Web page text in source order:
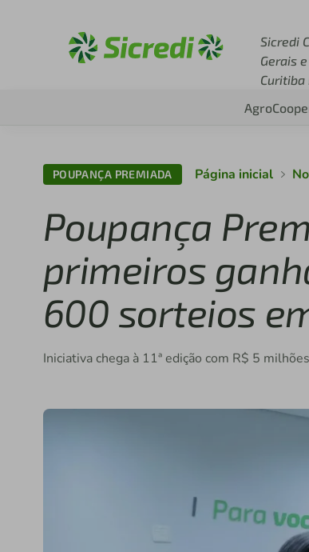
Sicredi
Gerais
Curitiba
Agro
POUPANÇA PREMIADA Página inicial
Poupança
primeiros
600 sorteios
Iniciativa chega à 11ª edição com R$ 5